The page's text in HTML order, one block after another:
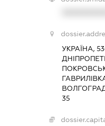
УКРАЇНА,
35